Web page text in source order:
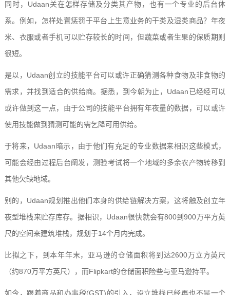
同时，Udaan关在怎样存储及分类其产物，也有一个专业的后台体
系。例如，怎样处置惩罚于平台上生意业务的干类及湿类商品？年夜
米、衣服或者手机可以贮存较长的时间，但蔬菜或者生果的保质期则
很短。
是以，Udaan创立的技能平台可以或许正确猜测各种食物及非食物的
需求，并找到适合的供给商。据悉，到今朝为止，Udaan已经经可以
或许做到这一点，由于公司的技能平台拥有年夜量的数据，可以或许
使用技能做到猜测可能的需乞降可用供给。
于将来，Udaan暗示，由于他们有充足的专业数据来相识这些模式，
可能会经由过程后台阐发，测验考试将一个地域的多余农产物转移到
其他欠缺地域。
别的，Udaan规划推出他们本身的供给链解决方案，这将触及创立年
夜型堆栈来贮存库存。据相识，Udaan很快就会有800到900万平方英
尺的空间来建筑堆栈，规划于14个月内完成。
比拟之下，到本年年末，亚马逊的仓储面积将到达2600万立方英尺
（约870万平方英尺），而Flipkart的仓储面积险些与亚马逊持平。
如今，跟着商品和办事税(GST)的引入，设立堆栈已经再也不是一个